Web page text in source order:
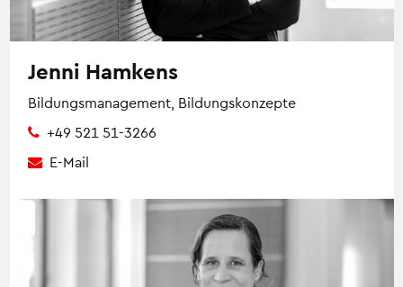
Jenni Hamkens
Bildungsmanagement, Bildungskonzepte
+49 521 51-3266
E-Mail